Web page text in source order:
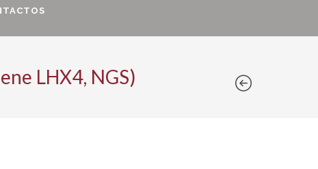
LHX4, NGS)